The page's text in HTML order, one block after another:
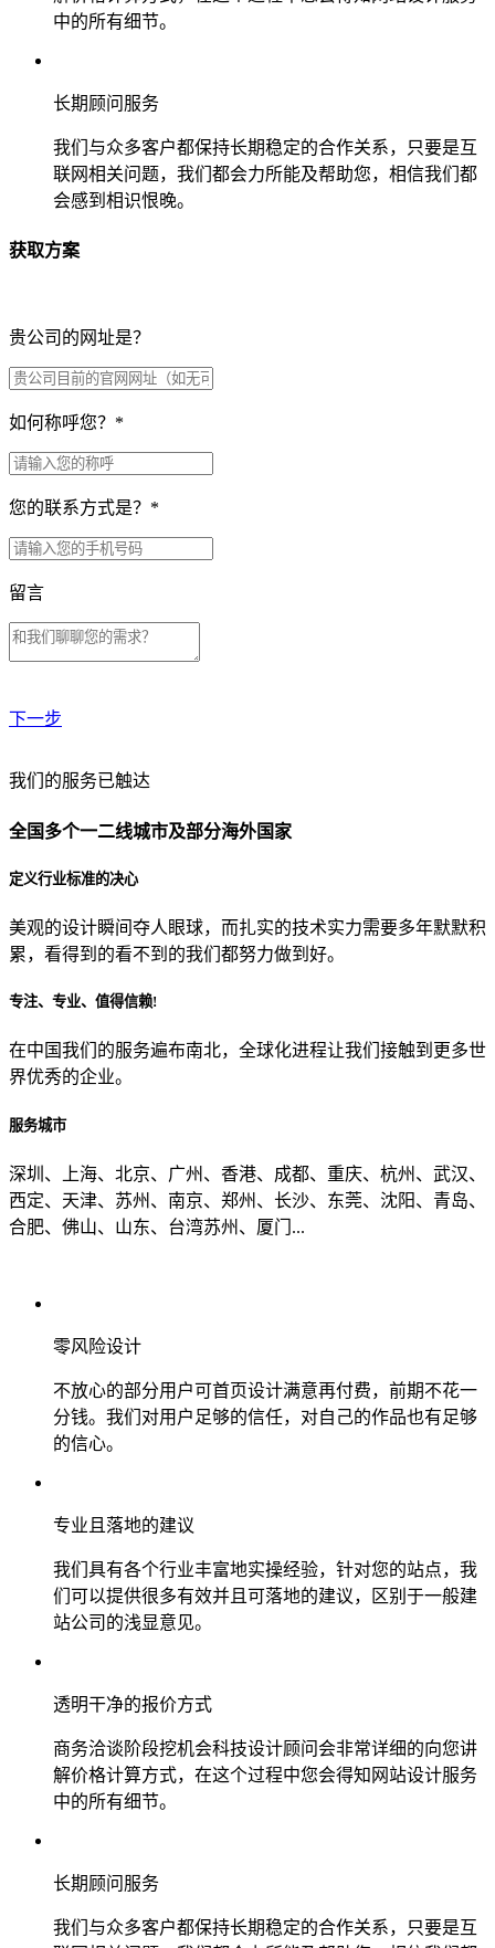
中的所有细节。
长期顾问服务
我们与众多客户都保持长期稳定的合作关系，只要是互
联网相关问题，我们都会力所能及帮助您，相信我们都
会感到相识恨晚。
获取方案
贵公司的网址是？
如何称呼您？ *
您的联系方式是？ *
留言
下一步
贵公司预算范围是？
贵公司的团队规模是？
目前主要的营销渠道是？
我们的服务已触达
全国多个一二线城市及部分海外国家
定义行业标准的决心
美观的设计瞬间夺人眼球，而扎实的技术实力需要多年默默积
累，看得到的看不到的我们都努力做到好。
专注、专业、值得信赖!
在中国我们的服务遍布南北，全球化进程让我们接触到更多世
界优秀的企业。
服务城市
深圳、上海、北京、广州、香港、成都、重庆、杭州、武汉、
西定、天津、苏州、南京、郑州、长沙、东莞、沈阳、青岛、
合肥、佛山、山东、台湾苏州、厦门...
零风险设计
不放心的部分用户可首页设计满意再付费，前期不花一
分钱。我们对用户足够的信任，对自己的作品也有足够
的信心。
专业且落地的建议
我们具有各个行业丰富地实操经验，针对您的站点，我
们可以提供很多有效并且可落地的建议，区别于一般建
站公司的浅显意见。
透明干净的报价方式
商务洽谈阶段挖机会科技设计顾问会非常详细的向您讲
解价格计算方式，在这个过程中您会得知网站设计服务
中的所有细节。
长期顾问服务
我们与众多客户都保持长期稳定的合作关系，只要是互